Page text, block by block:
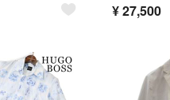
¥27,500